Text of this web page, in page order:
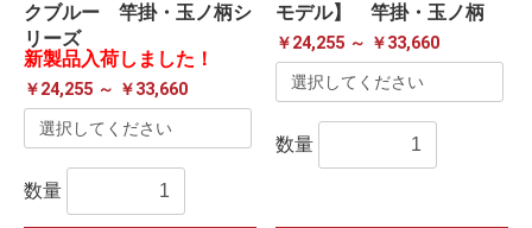
クブルー 竿掛・玉ノ柄シ
リーズ
新製品入荷しました！
￥24,255 ～ ￥33,660
数量
モデル】 竿掛・玉ノ柄
￥24,255 ～ ￥33,660
数量